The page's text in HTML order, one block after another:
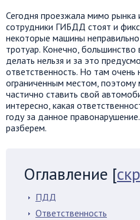
Сегодня проезжала мимо рынка
сотрудники ГИБДД стоят и
некоторые машины
тротуар. Конечно, большинство
делать нельзя и за это
ответственность. Но там очень
ограниченным местом,
частично ставить свой
интересно, какая
году за данное
разберем.
Оглавление [
ПДД
Ответственность